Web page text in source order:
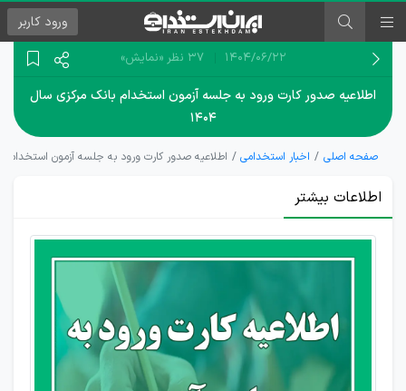
ورود کاربر
۱۴۰۴/۰۶/۲۲ 37 نظر «نمایش»
اطلاعیه صدور کارت ورود به جلسه آزمون استخدام بانک مرکزی سال
۱۴۰۴
صفحه اصلی اخبار استخدامی اطلاعیه صدور کارت ورود به جلسه آزمون استخدام
اطلاعات بیشتر
اعلام
صدور
کارت